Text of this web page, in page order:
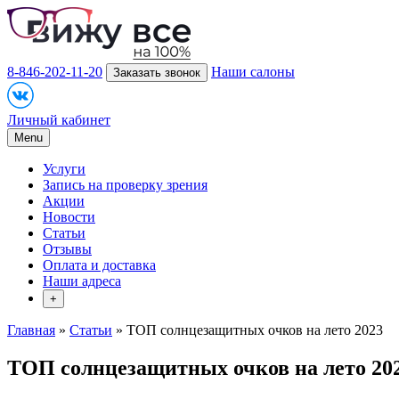
8-846-202-11-20 Заказать звонок Наши салоны
Личный кабинет
Menu
Услуги
Запись на проверку зрения
Акции
Новости
Статьи
Отзывы
Оплата и доставка
Наши адреса
+
Главная » Статьи » ТОП солнцезащитных очков на лето 2023
ТОП солнцезащитных очков на лето